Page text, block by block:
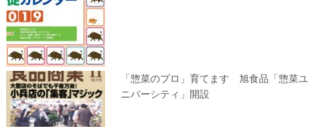
「惣菜のプロ」育てます 旭食品「惣菜ユ
ニバーシティ」開設